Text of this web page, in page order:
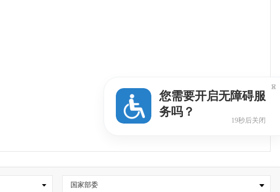
国家部委
您需要开启无障碍服
务吗？
18秒后关闭
